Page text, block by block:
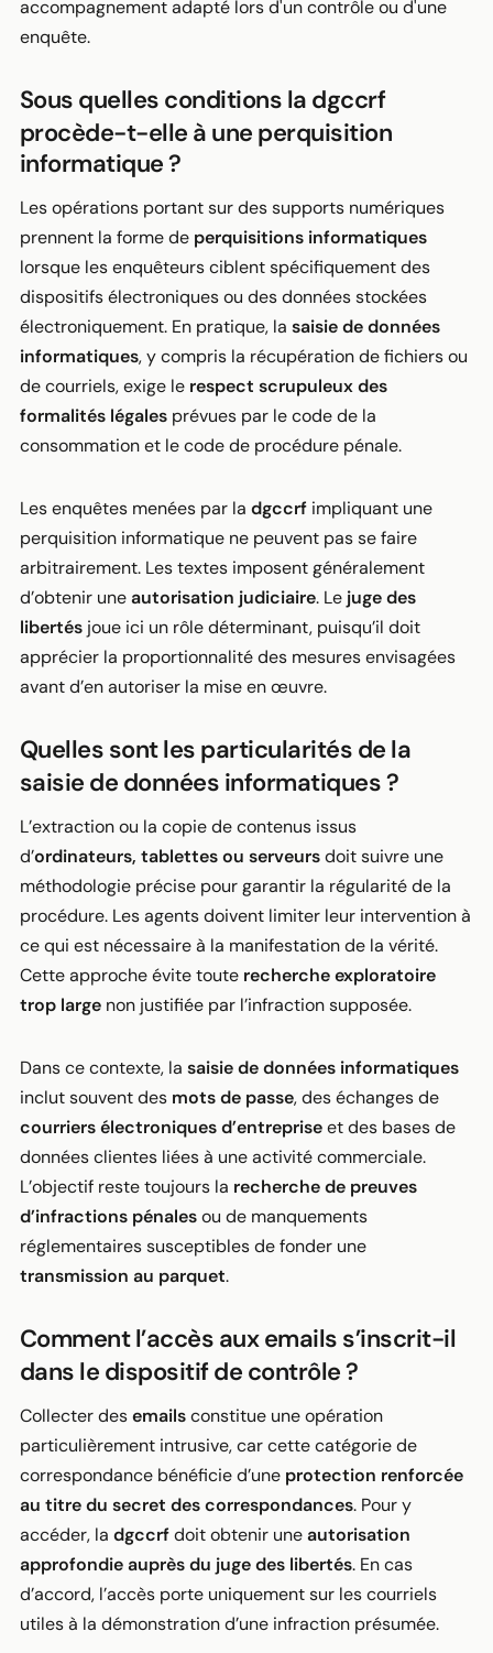
accompagnement adapté lors d'un contrôle ou d'une
enquête.
Sous quelles conditions la dgccrf
procède-t-elle à une perquisition
informatique ?
Les opérations portant sur des supports numériques
prennent la forme de perquisitions informatiques
lorsque les enquêteurs ciblent spécifiquement des
dispositifs électroniques ou des données stockées
électroniquement. En pratique, la saisie de données
informatiques, y compris la récupération de fichiers ou
de courriels, exige le respect scrupuleux des
formalités légalesprévues par le code de la
consommation et le code de procédure pénale.
Les enquêtes menées par la dgccrfimpliquant une
perquisition informatique ne peuvent pas se faire
arbitrairement. Les textes imposent généralement
d’obtenir uneautorisation judiciaire. Le juge des
libertésjoue ici un rôle déterminant, puisqu’il doit
apprécier la proportionnalité des mesures envisagées
avant d’en autoriser la mise en œuvre.
Quelles sont les particularités de la
saisie de données informatiques ?
L’extraction ou la copie de contenus issus
d’ordinateurs, tablettes ou serveursdoit suivre une
méthodologie précise pour garantir la régularité de la
procédure. Les agents doivent limiter leur intervention à
ce qui est nécessaire à la manifestation de la vérité.
Cette approche évite toute recherche exploratoire
trop largenon justifiée par l’infraction supposée.
Dans ce contexte, la saisie de données informatiques
inclut souvent des mots de passe, des échanges de
courriers électroniques d’entrepriseet des bases de
données clientes liées à une activité commerciale.
L’objectif reste toujours la recherche de preuves
d’infractions pénalesou de manquements
réglementaires susceptibles de fonder une
transmission au parquet.
Comment l’accès aux emails s’inscrit-il
dans le dispositif de contrôle ?
Collecter desemailsconstitue une opération
particulièrement intrusive, car cette catégorie de
correspondance bénéficie d’une protection renforcée
au titre du secret des correspondances. Pour y
accéder, la dgccrfdoit obtenir uneautorisation
approfondie auprès du juge des libertés. En cas
d’accord, l’accès porte uniquement sur les courriels
utiles à la démonstration d’une infraction présumée.